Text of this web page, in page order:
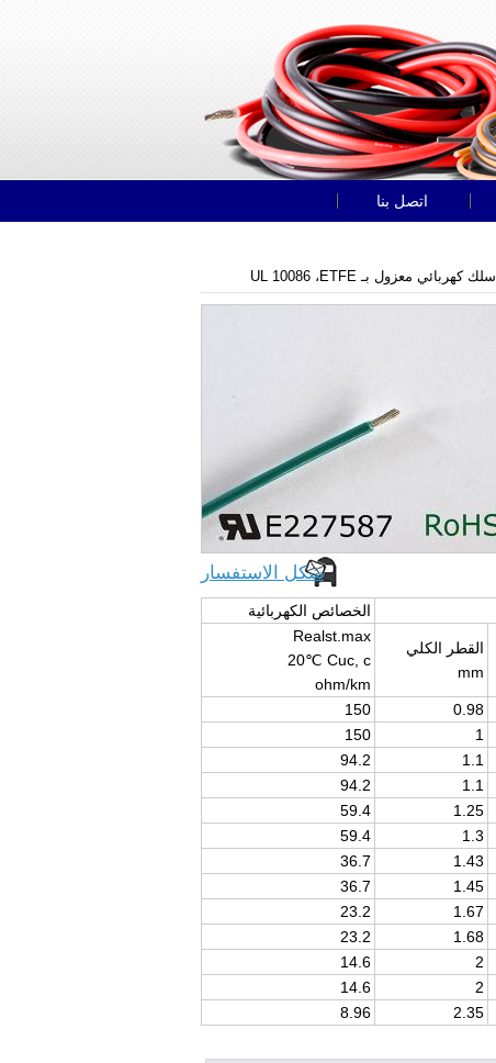
اتصل بنا
سلك كهربائي معزول بـ UL 10086 ،ETFE
شكل الاستفسار
الخصائص الكهربائية
القطر الكلي
mm
Realst.max
Cuc, c
20℃
ohm/km
0.98
150
1
150
1.1
94.2
1.1
94.2
1.25
59.4
1.3
59.4
1.43
36.7
1.45
36.7
1.67
23.2
1.68
23.2
2
14.6
2
14.6
2.35
8.96